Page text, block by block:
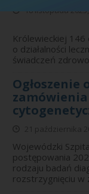
18 listopada
Królewieckiej
o działalności
świadczeń
Wojewódzki
postępowania
rodzaju badań
rozstrzygnięciu w